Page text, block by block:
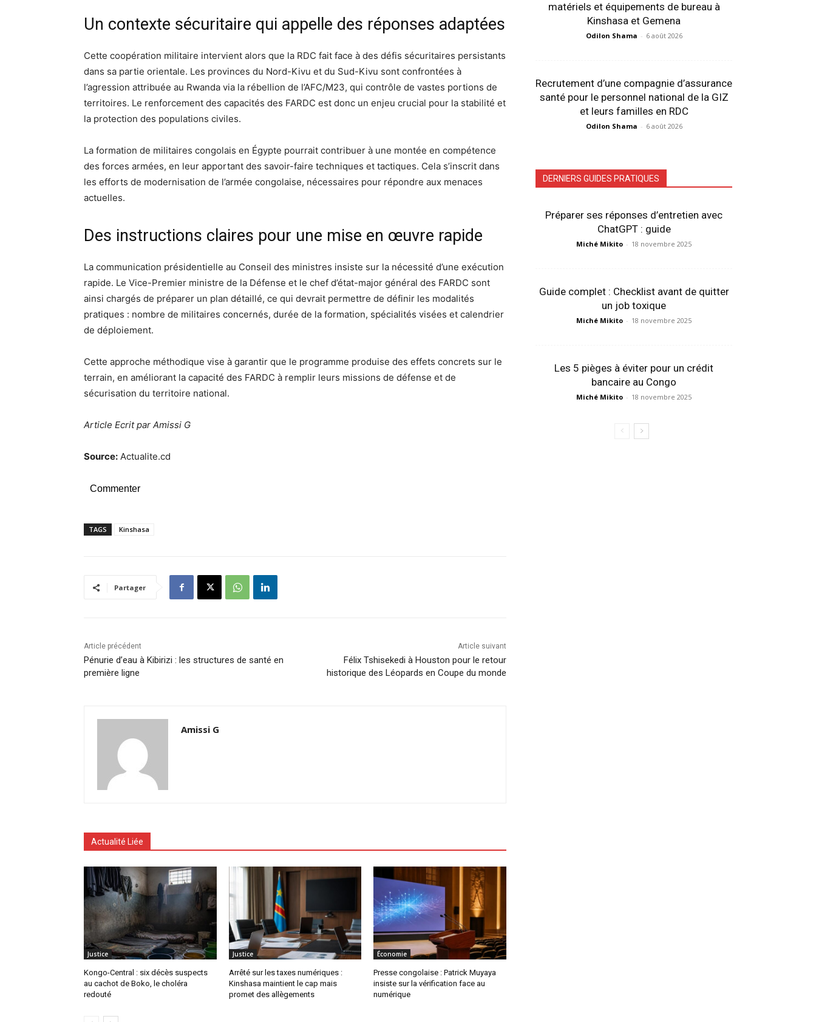
Un contexte sécuritaire qui appelle des réponses adaptées
Cette coopération militaire intervient alors que la RDC fait face à des défis sécuritaires persistants
dans sa partie orientale. Les provinces du Nord-Kivu et du Sud-Kivu sont confrontées à
l’agression attribuée au Rwanda via la rébellion de l’AFC/M23, qui contrôle de vastes portions de
territoires. Le renforcement des capacités des FARDC est donc un enjeu crucial pour la stabilité et
la protection des populations civiles.
La formation de militaires congolais en Égypte pourrait contribuer à une montée en compétence
des forces armées, en leur apportant des savoir-faire techniques et tactiques. Cela s’inscrit dans
les efforts de modernisation de l’armée congolaise, nécessaires pour répondre aux menaces
actuelles.
Des instructions claires pour une mise en œuvre rapide
La communication présidentielle au Conseil des ministres insiste sur la nécessité d’une exécution
rapide. Le Vice-Premier ministre de la Défense et le chef d’état-major général des FARDC sont
ainsi chargés de préparer un plan détaillé, ce qui devrait permettre de définir les modalités
pratiques : nombre de militaires concernés, durée de la formation, spécialités visées et calendrier
de déploiement.
Cette approche méthodique vise à garantir que le programme produise des effets concrets sur le
terrain, en améliorant la capacité des FARDC à remplir leurs missions de défense et de
sécurisation du territoire national.
Article Ecrit par Amissi G
Source: Actualite.cd
Commenter
TAGS Kinshasa
Partager
Article précédent
Pénurie d’eau à Kibirizi : les structures de santé en
première ligne
Article suivant
Félix Tshisekedi à Houston pour le retour
historique des Léopards en Coupe du monde
Amissi G
Actualité Liée
Justice
Kongo-Central : six décès suspects
au cachot de Boko, le choléra
redouté
Justice
Arrêté sur les taxes numériques :
Kinshasa maintient le cap mais
promet des allègements
Économie
Presse congolaise : Patrick Muyaya
insiste sur la vérification face au
numérique
matériels et équipements de bureau à
Kinshasa et Gemena
Odilon Shama - 6 août 2026
Recrutement d’une compagnie d’assurance
santé pour le personnel national de la GIZ
et leurs familles en RDC
Odilon Shama - 6 août 2026
DERNIERS GUIDES PRATIQUES
Préparer ses réponses d’entretien avec
ChatGPT : guide
Miché Mikito - 18 novembre 2025
Guide complet : Checklist avant de quitter
un job toxique
Miché Mikito - 18 novembre 2025
Les 5 pièges à éviter pour un crédit
bancaire au Congo
Miché Mikito - 18 novembre 2025